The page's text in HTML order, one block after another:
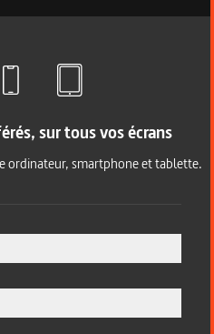
sur tous vos écrans
ordinateur, smartphone et tablette.